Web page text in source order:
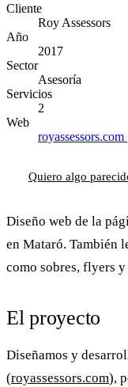
Cliente
Roy Assessors
Año
2017
Sector
Asesoría
Servicios
2
Web
royassessors.com
Quiero algo
Diseño web de la
en Mataró. También
como sobres, flyers
El proyecto
Diseñamos y
(royassessors.com),